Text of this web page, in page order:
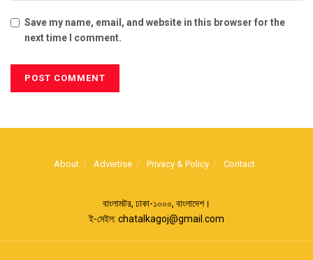
Save my name, email, and website in this browser for the
next time I comment.
About Advertise Privacy & Policy Contact
বাংলামটর, ঢাকা-১০০০, বাংলাদেশ।
ই-মেইল: chatalkagoj@gmail.com